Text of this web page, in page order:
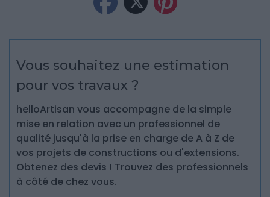
Vous souhaitez une estimation
pour vos travaux ?
helloArtisan vous accompagne de la simple
mise en relation avec un professionnel de
qualité jusqu'à la prise en charge de A à Z de
vos projets de constructions ou d'extensions.
Obtenez des devis ! Trouvez des professionnels
à côté de chez vous.